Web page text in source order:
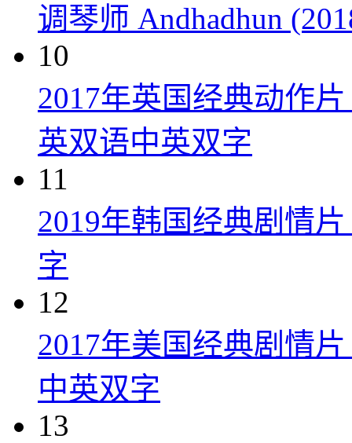
调琴师 Andhadhun
10
2017年英国经典动作
英双语中英双字
11
2019年韩国经典剧情
字
12
2017年美国经典剧情
中英双字
13